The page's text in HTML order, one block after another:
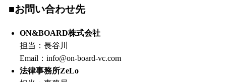
■お問い合わせ先
ON&BOARD株式会社
担当：長谷川
Email：info@on-board-vc.com
法律事務所ZeLo